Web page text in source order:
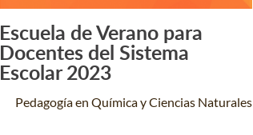
Leer Más +
Escuela de Verano para
Docentes del Sistema
Escolar 2023
Pedagogía en Química y Ciencias Naturales